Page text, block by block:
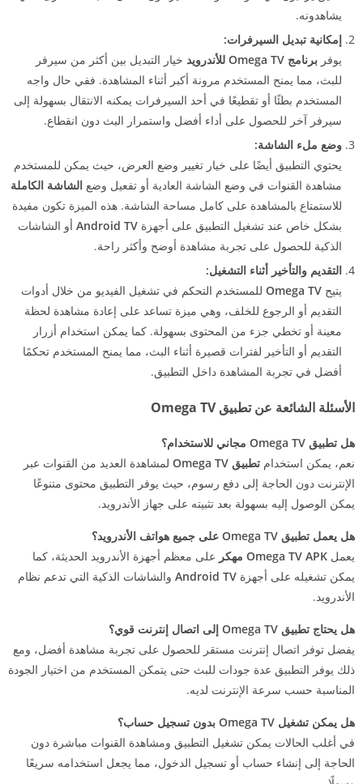
يشاهدونه.
إمكانية تبديل السيرفرات:
يوفر برنامج Omega TV للأندرويد
خيار التبديل بين أكثر من سيرفر
للبث، مما يمنح المستخدم مرونة أكبر أثناء المشاهدة. ففي حال واجه
المستخدم بطئًا أو تقطيعًا في أحد السيرفرات يمكنه الانتقال بسهولة إلى
سيرفر آخر للحصول على أداء أفضل واستمرار البث دون انقطاع.
وضع ملء الشاشة:
يحتوي التطبيق أيضًا على خيار تغيير وضع العرض، حيث يمكن للمستخدم
مشاهدة القنوات في وضع الشاشة العادية أو تفعيل وضع الشاشة الكاملة
للاستمتاع بالمشاهدة على كامل مساحة الشاشة. هذه الميزة تكون مفيدة
بشكل خاص عند تشغيل التطبيق على أجهزة Android TV أو الشاشات
الذكية للحصول على تجربة مشاهدة أوضح وأكثر راحة.
التقديم والتأخير أثناء التشغيل:
يتيح Omega TV للمستخدم التحكم في تشغيل الفيديو من خلال أدوات
التقديم أو الرجوع للخلف، وهي ميزة تساعد على إعادة مشاهدة لحظة
معينة أو تخطي جزء من المحتوى بسهولة. كما يمكن استخدام أزرار
التقديم أو التأخير لفترات قصيرة أثناء البث، مما يمنح المستخدم تحكمًا
أفضل في تجربة المشاهدة داخل التطبيق.
الأسئلة الشائعة عن تطبيق Omega TV
هل تطبيق Omega TV مجاني للاستخدام؟
نعم، يمكن استخدام تطبيق Omega TV
لمشاهدة العديد من القنوات عبر
الإنترنت دون الحاجة إلى دفع رسوم، حيث يوفر التطبيق محتوى متنوعًا
يمكن الوصول إليه بسهولة بعد تثبيته على جهاز الأندرويد.
هل يعمل تطبيق Omega TV على جميع هواتف الأندرويد؟
يعمل Omega TV APK مهكر على معظم أجهزة الأندرويد الحديثة، كما
يمكن تشغيله على أجهزة Android TV والشاشات الذكية التي تدعم نظام
الأندرويد.
هل يحتاج تطبيق Omega TV إلى اتصال إنترنت قوي؟
يفضل توفر اتصال إنترنت مستقر للحصول على تجربة مشاهدة أفضل، ومع
ذلك يوفر التطبيق عدة جودات للبث حتى يتمكن المستخدم من اختيار الجودة
المناسبة حسب سرعة الإنترنت لديه.
هل يمكن تشغيل Omega TV بدون تسجيل حساب؟
في أغلب الحالات يمكن تشغيل التطبيق ومشاهدة القنوات مباشرة دون
الحاجة إلى إنشاء حساب أو تسجيل الدخول، مما يجعل استخدامه سريعًا